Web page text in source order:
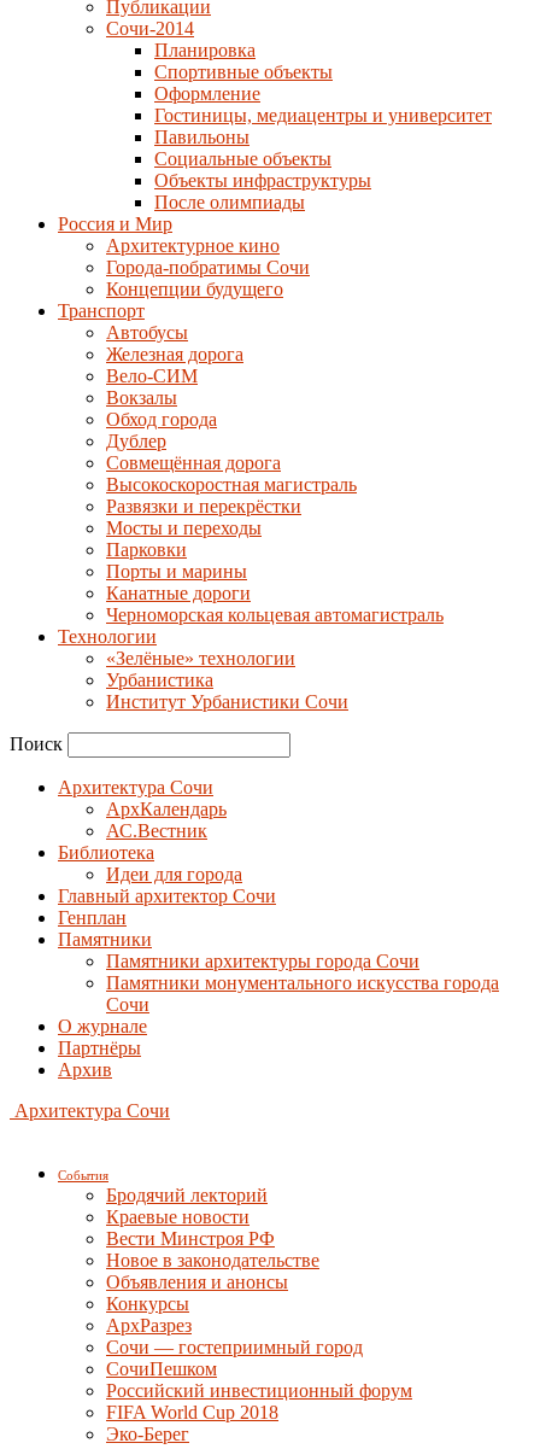
Публикации
Сочи-2014
Планировка
Спортивные объекты
Оформление
Гостиницы, медиацентры и университет
Павильоны
Социальные объекты
Объекты инфраструктуры
После олимпиады
Россия и Мир
Архитектурное кино
Города-побратимы Сочи
Концепции будущего
Транспорт
Автобусы
Железная дорога
Вело-СИМ
Вокзалы
Обход города
Дублер
Совмещённая дорога
Высокоскоростная магистраль
Развязки и перекрёстки
Мосты и переходы
Парковки
Порты и марины
Канатные дороги
Черноморская кольцевая автомагистраль
Технологии
«Зелёные» технологии
Урбанистика
Институт Урбанистики Сочи
Поиск
Архитектура Сочи
АрхКалендарь
АС.Вестник
Библиотека
Идеи для города
Главный архитектор Сочи
Генплан
Памятники
Памятники архитектуры города Сочи
Памятники монументального искусства города
Сочи
О журнале
Партнёры
Архив
Архитектура Сочи
События
Бродячий лекторий
Краевые новости
Вести Минстроя РФ
Новое в законодательстве
Объявления и анонсы
Конкурсы
АрхРазрез
Сочи — гостеприимный город
СочиПешком
Российский инвестиционный форум
FIFA World Cup 2018
Эко-Берег